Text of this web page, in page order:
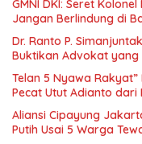
GMNI DKI: Seret
Jangan Berlindung di
Dr. Ranto P.
Buktikan Advokat yang
Telan 5 Nyawa Rakyat”
Pecat Utut Adianto dari
Aliansi Cipayung
Putih Usai 5 Warga